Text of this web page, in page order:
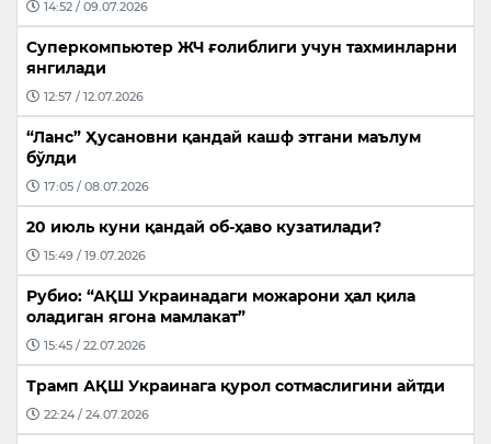
14:52 / 09.07.2026
Суперкомпьютер ЖЧ ғолиблиги учун тахминларни
янгилади
12:57 / 12.07.2026
“Ланс” Ҳусановни қандай кашф этгани маълум
бўлди
17:05 / 08.07.2026
20 июль куни қандай об-ҳаво кузатилади?
15:49 / 19.07.2026
Рубио: “АҚШ Украинадаги можарони ҳал қила
оладиган ягона мамлакат”
15:45 / 22.07.2026
Трамп АҚШ Украинага қурол сотмаслигини айтди
22:24 / 24.07.2026